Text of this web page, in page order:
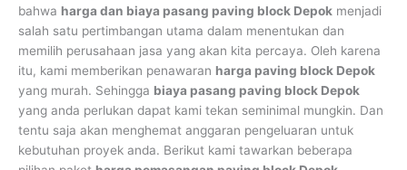
bahwa harga dan biaya pasang paving block Depok menjadi
salah satu pertimbangan utama dalam menentukan dan
memilih perusahaan jasa yang akan kita percaya. Oleh karena
itu, kami memberikan penawaran harga paving block Depok
yang murah. Sehingga biaya pasang paving block Depok
yang anda perlukan dapat kami tekan seminimal mungkin. Dan
tentu saja akan menghemat anggaran pengeluaran untuk
kebutuhan proyek anda. Berikut kami tawarkan beberapa